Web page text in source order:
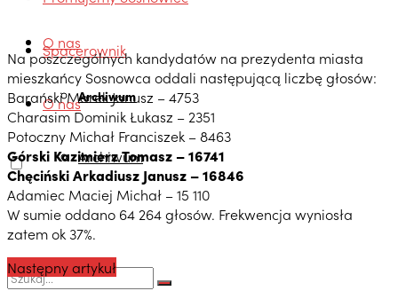
O nas
Archiwum
Spacerownik
O nas
Archiwum
Na poszczególnych kandydatów na prezydenta miasta
mieszkańcy Sosnowca oddali następującą liczbę głosów:
Barański Marek Janusz – 4753
Charasim Dominik Łukasz – 2351
Potoczny Michał Franciszek – 8463
Górski Kazimierz Tomasz – 16741
Chęciński Arkadiusz Janusz – 16846
Adamiec Maciej Michał – 15 110
W sumie oddano 64 264 głosów. Frekwencja wyniosła
zatem ok 37%.
Następny artykuł